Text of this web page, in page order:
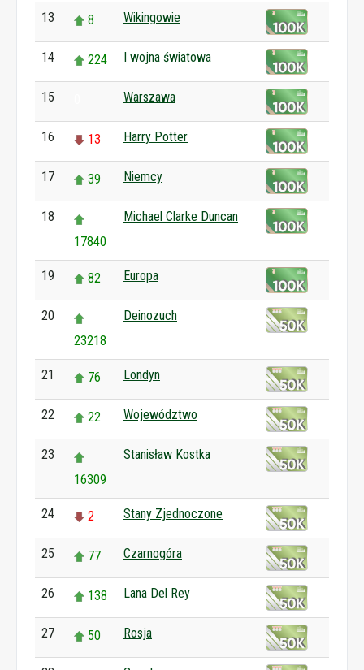
13 8 Wikingowie
14 224 I wojna światowa
15 Warszawa
16 13 Harry Potter
17 39 Niemcy
18
17840
Michael Clarke Duncan
19 82 Europa
20
23218
Deinozuch
21 76 Londyn
22 22 Województwo
23
16309
Stanisław Kostka
24 2 Stany Zjednoczone
25 77 Czarnogóra
26 138 Lana Del Rey
27 50 Rosja